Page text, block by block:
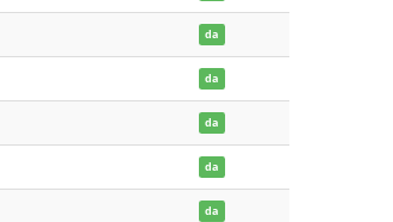
da
da
da
da
da